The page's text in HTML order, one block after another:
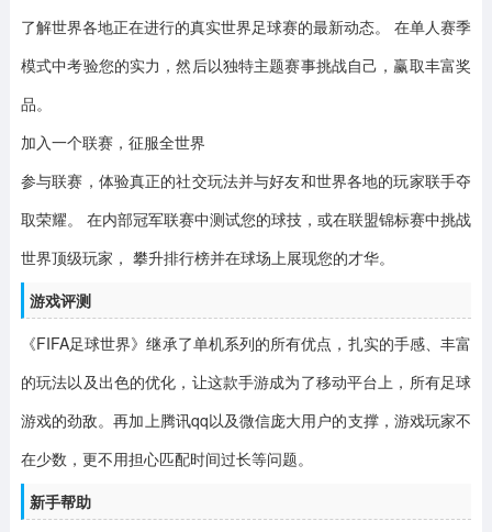
了解世界各地正在进行的真实世界足球赛的最新动态。 在单人赛季
模式中考验您的实力，然后以独特主题赛事挑战自己，赢取丰富奖
品。
加入一个联赛，征服全世界
参与联赛，体验真正的社交玩法并与好友和世界各地的玩家联手夺
取荣耀。 在内部冠军联赛中测试您的球技，或在联盟锦标赛中挑战
世界顶级玩家， 攀升排行榜并在球场上展现您的才华。
游戏评测
《FIFA足球世界》继承了单机系列的所有优点，扎实的手感、丰富
的玩法以及出色的优化，让这款手游成为了移动平台上，所有足球
游戏的劲敌。再加上腾讯qq以及微信庞大用户的支撑，游戏玩家不
在少数，更不用担心匹配时间过长等问题。
新手帮助